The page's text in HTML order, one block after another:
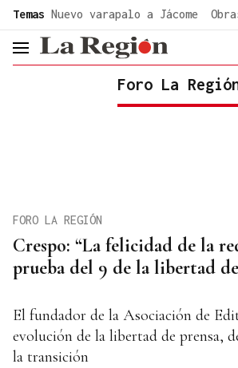
Temas Nuevo varapalo a Jácome
header.menu.open
Foro La
Crespo: “La felicidad de la
prueba del 9 de la libertad
FORO LA REGIÓN
El fundador de la Asociación de
evolución de la libertad de prensa,
la transición